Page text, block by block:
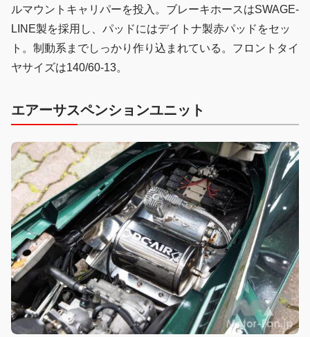
ルマウントキャリパーを投入。ブレーキホースはSWAGE-
LINE製を採用し、パッドにはデイトナ製赤パッドをセッ
ト。制動系までしっかり作り込まれている。フロントタイ
ヤサイズは140/60-13。
エアーサスペンションユニット